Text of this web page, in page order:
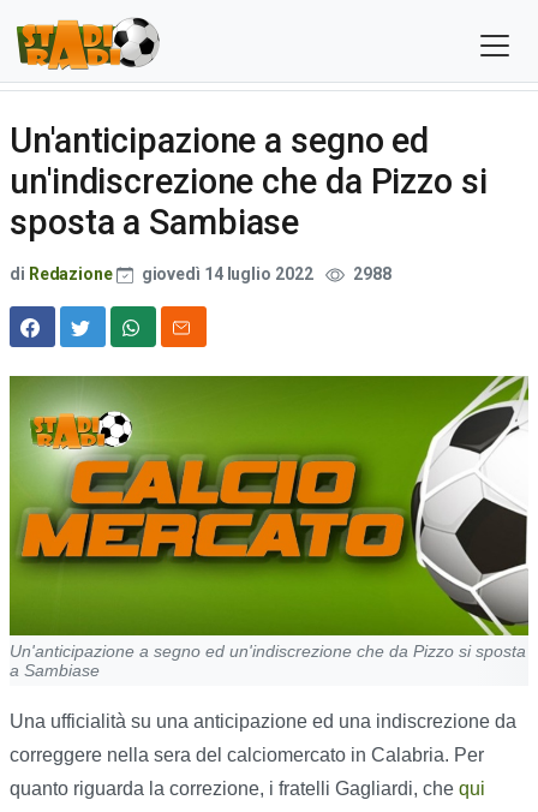
Un'anticipazione a segno ed
un'indiscrezione che da Pizzo si
sposta a Sambiase
di Redazione giovedì 14 luglio 2022 2988
Un'anticipazione a segno ed un'indiscrezione che da Pizzo si sposta
a Sambiase
Una ufficialità su una anticipazione ed una indiscrezione da
correggere nella sera del calciomercato in Calabria. Per
quanto riguarda la correzione, i fratelli Gagliardi, che qui